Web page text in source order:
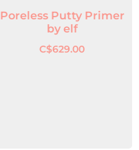
Poreless Putty Primer
by elf
C$629.00